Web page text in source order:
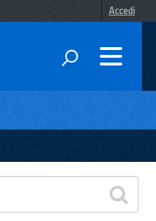
Accedi